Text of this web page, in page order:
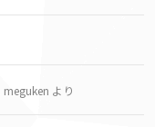
meguken より